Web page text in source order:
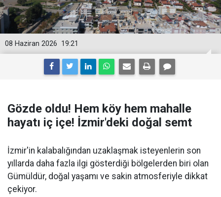
19:21
08 Haziran 2026
Gözde oldu! Hem köy hem mahalle
hayatı iç içe! İzmir'deki doğal semt
İzmir'in kalabalığından uzaklaşmak isteyenlerin son
yıllarda daha fazla ilgi gösterdiği bölgelerden biri olan
Gümüldür, doğal yaşamı ve sakin atmosferiyle dikkat
çekiyor.